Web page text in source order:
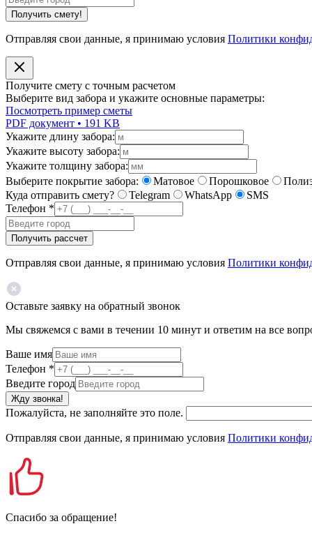
Получить смету!
Отправляя свои данные, я принимаю условия Политики
Получите смету с точным расчетом
Выберите вид забора и укажите основные параметры:
Посмотреть пример сметы
PDF документ • 191 KB
Укажите длину забора:
Укажите высоту забора:
Укажите толщину забора:
Выберите покрытие забора:
Матовое Порошковое
Куда отправить смету?
Telegram WhatsApp
SMS
Телефон *
Получить рассчет
Отправляя свои данные, я принимаю условия Политики
Оставьте заявку на обратный звонок
Мы свяжемся с вами в течении 10 минут и ответим на все
Ваше имя
Телефон *
Введите город
Жду звонка!
Пожалуйста, не заполняйте это поле.
Отправляя свои данные, я принимаю условия Политики
Спасибо за обращение!